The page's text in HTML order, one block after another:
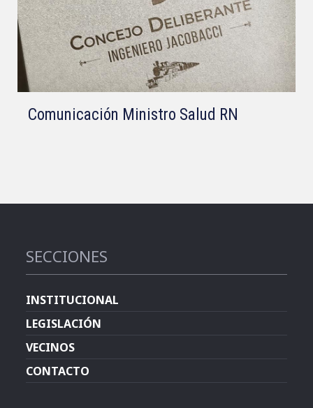
Comunicación Ministro Salud RN
SECCIONES
INSTITUCIONAL
LEGISLACIÓN
VECINOS
CONTACTO